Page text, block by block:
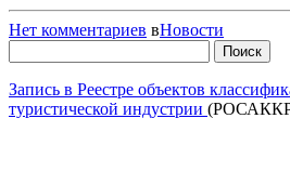
Нет комментариев вНовости
Запись в Реестре объектов
туристической индустрии